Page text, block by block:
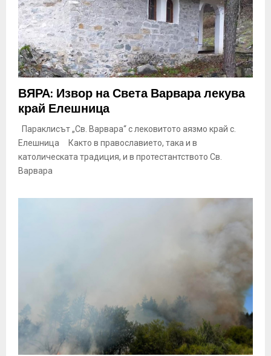
ВЯРА: Извор на Света Варвара лекува
край Елешница
Параклисът „Св. Варвара“ с лековитото аязмо край с.
Елешница Както в православието, така и в
католическата традиция, и в протестантството Св.
Варвара